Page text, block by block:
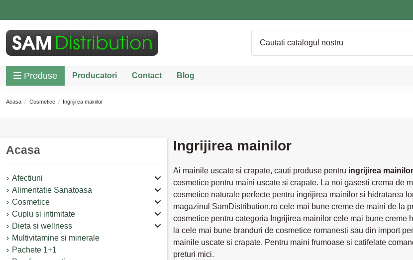
Produse Producatori Contact Blog
Acasa Cosmetice Ingrijirea mainilor
Ingrijirea mainilor
Ai mainile uscate si crapate, cauti produse pentru ingrijirea mainilor
cosmetice pentru maini uscate si crapate. La noi gasesti crema de
cosmetice naturale perfecte pentru ingrijirea mainilor si hidratarea
magazinul SamDistribution.ro cele mai bune creme de maini de la
cosmetice pentru categoria Ingrijirea mainilor cele mai bune
la cele mai bune branduri de cosmetice romanesti sau din import
mainile uscate si crapate. Pentru maini frumoase si catifelate
preturi mici.
Acasa
Afectiuni
Alimentatie Sanatoasa
Cosmetice
Cuplu si intimitate
Dieta si wellness
Multivitamine si minerale
Pachete 1+1